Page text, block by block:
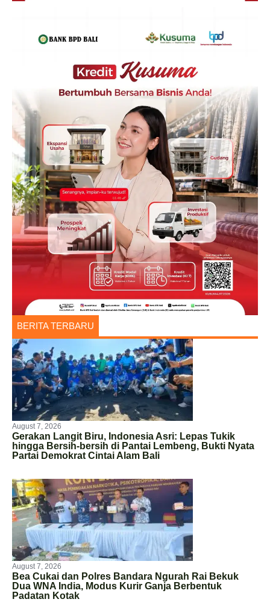
BERITA TERBARU
August 7, 2026
Gerakan Langit Biru, Indonesia Asri: Lepas Tukik
hingga Bersih-bersih di Pantai Lembeng, Bukti Nyata
Partai Demokrat Cintai Alam Bali
August 7, 2026
Bea Cukai dan Polres Bandara Ngurah Rai Bekuk
Dua WNA India, Modus Kurir Ganja Berbentuk
Padatan Kotak